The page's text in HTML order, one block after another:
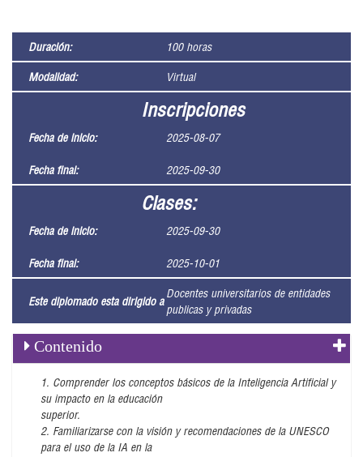
Duración: 100 horas
Modalidad: Virtual
Inscripciones
Fecha de inicio: 2025-08-07
Fecha final: 2025-09-30
Clases:
Fecha de inicio: 2025-09-30
Fecha final: 2025-10-01
Este diplomado esta dirigido a
Docentes universitarios de entidades
publicas y privadas
Contenido
1. Comprender los conceptos básicos de la Inteligencia Artificial y
su impacto en la educación
superior.
2. Familiarizarse con la visión y recomendaciones de la UNESCO
para el uso de la IA en la